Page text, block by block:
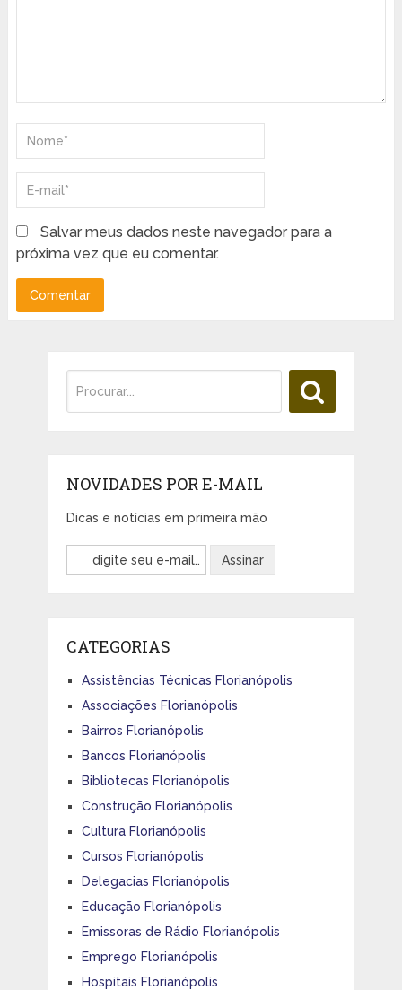
Salvar meus dados neste navegador para a
próxima vez que eu comentar.
NOVIDADES POR E-MAIL
Dicas e notícias em primeira mão
CATEGORIAS
Assistências Técnicas Florianópolis
Associações Florianópolis
Bairros Florianópolis
Bancos Florianópolis
Bibliotecas Florianópolis
Construção Florianópolis
Cultura Florianópolis
Cursos Florianópolis
Delegacias Florianópolis
Educação Florianópolis
Emissoras de Rádio Florianópolis
Emprego Florianópolis
Hospitais Florianópolis